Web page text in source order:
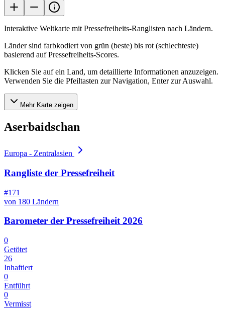
Interaktive Weltkarte mit Pressefreiheits-Ranglisten nach Ländern.
Länder sind farbkodiert von grün (beste) bis rot (schlechteste)
basierend auf Pressefreiheits-Scores.
Klicken Sie auf ein Land, um detaillierte Informationen anzuzeigen.
Verwenden Sie die Pfeiltasten zur Navigation, Enter zur Auswahl.
Mehr Karte zeigen
Aserbaidschan
Europa - Zentralasien
Rangliste der Pressefreiheit
#171
von 180 Ländern
Barometer der Pressefreiheit 2026
0
Getötet
26
Inhaftiert
0
Entführt
0
Vermisst